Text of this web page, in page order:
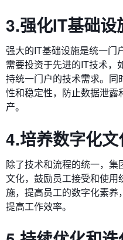
3.强化IT基础设
强大的IT基础设施是统一门
需要投资于先进的IT技术，
持统一门户的技术需求。
性和稳定性，防止数据泄露
产。
4.培养数字化文
除了技术和流程的统一，
文化，鼓励员工接受和使
施，提高员工的数字化素养
提高工作效率。